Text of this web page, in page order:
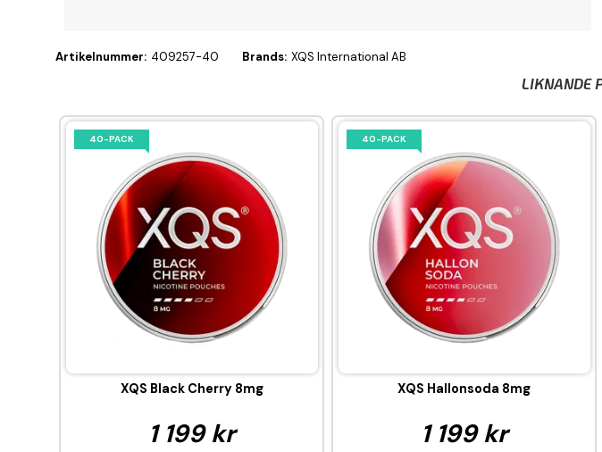
Artikelnummer: 409257-40 Brands: XQS International AB
LIKNANDE
40-PACK
XQS Black Cherry 8mg
1 199 kr
40-PACK
XQS Hallonsoda 8mg
1 199 kr